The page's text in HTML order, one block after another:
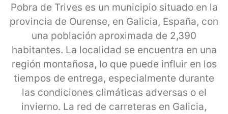
Pobra de Trives es un municipio situado en la
provincia de Ourense, en Galicia, España, con
una población aproximada de 2,390
habitantes. La localidad se encuentra en una
región montañosa, lo que puede influir en los
tiempos de entrega, especialmente durante
las condiciones climáticas adversas o el
invierno. La red de carreteras en Galicia,